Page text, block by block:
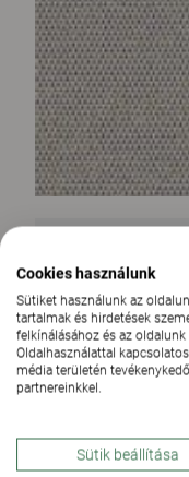
Cookies használunk
Sütiket használunk az
tartalmak és hirdetések
felkínálásához és az
Oldalhasználattal
média területén
partnereinkkel.
Sütik beállítása